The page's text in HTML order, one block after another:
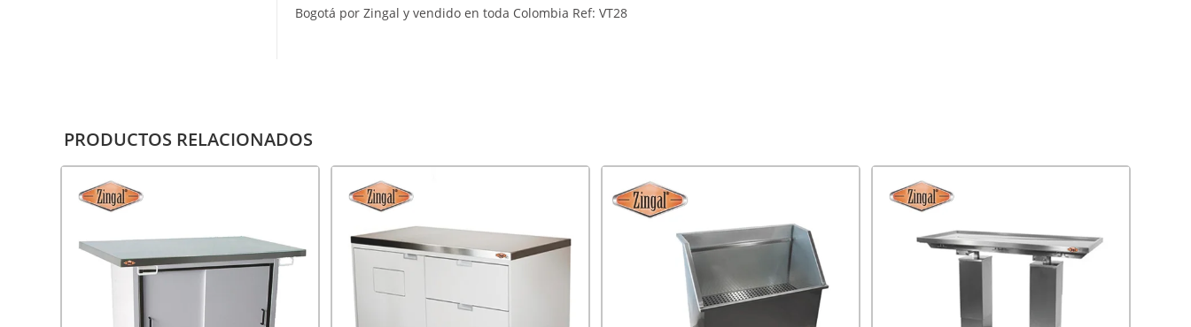
Bogotá por Zingal y vendido en toda Colombia Ref: VT28
PRODUCTOS RELACIONADOS